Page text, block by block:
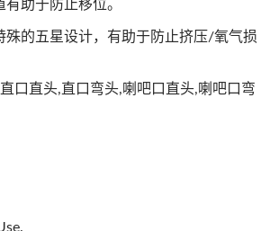
助于防止移位。
殊的五星设计，有助于防止挤压/氧气损
口直头,直口弯头,喇吧口直头,喇吧口弯